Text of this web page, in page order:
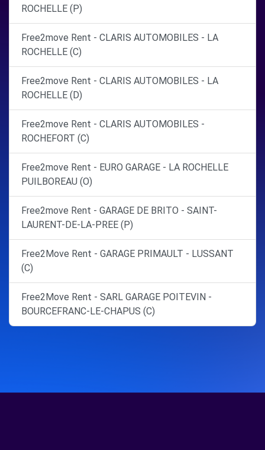
ROCHELLE (P)
Free2move Rent - CLARIS AUTOMOBILES - LA
ROCHELLE (C)
Free2move Rent - CLARIS AUTOMOBILES - LA
ROCHELLE (D)
Free2move Rent - CLARIS AUTOMOBILES -
ROCHEFORT (C)
Free2move Rent - EURO GARAGE - LA ROCHELLE
PUILBOREAU (O)
Free2move Rent - GARAGE DE BRITO - SAINT-
LAURENT-DE-LA-PREE (P)
Free2Move Rent - GARAGE PRIMAULT - LUSSANT
(C)
Free2Move Rent - SARL GARAGE POITEVIN -
BOURCEFRANC-LE-CHAPUS (C)